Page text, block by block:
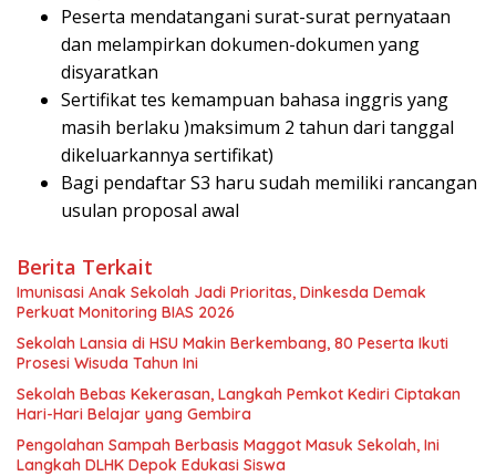
Peserta mendatangani surat-surat pernyataan
dan melampirkan dokumen-dokumen yang
disyaratkan
Sertifikat tes kemampuan bahasa inggris yang
masih berlaku )maksimum 2 tahun dari tanggal
dikeluarkannya sertifikat)
Bagi pendaftar S3 haru sudah memiliki rancangan
usulan proposal awal
Berita Terkait
Imunisasi Anak Sekolah Jadi Prioritas, Dinkesda Demak
Perkuat Monitoring BIAS 2026
Sekolah Lansia di HSU Makin Berkembang, 80 Peserta Ikuti
Prosesi Wisuda Tahun Ini
Sekolah Bebas Kekerasan, Langkah Pemkot Kediri Ciptakan
Hari-Hari Belajar yang Gembira
Pengolahan Sampah Berbasis Maggot Masuk Sekolah, Ini
Langkah DLHK Depok Edukasi Siswa